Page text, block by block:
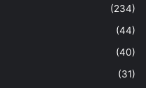
(234)
(44)
(40)
(31)